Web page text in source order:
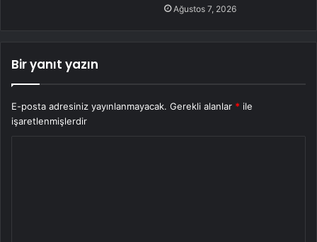
Ağustos 7, 2026
Bir yanıt yazın
E-posta adresiniz yayınlanmayacak. Gerekli alanlar * ile
işaretlenmişlerdir